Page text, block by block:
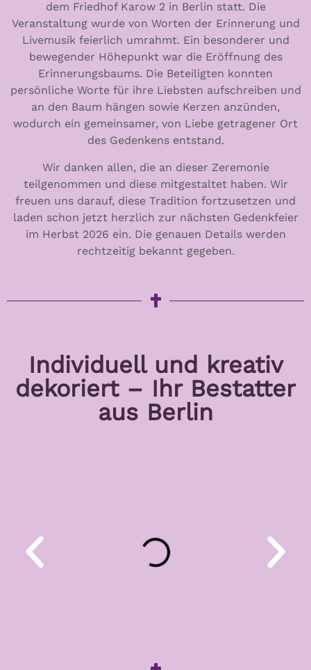
dem Friedhof Karow 2 in Berlin statt. Die
Veranstaltung wurde von Worten der Erinnerung und
Livemusik feierlich umrahmt. Ein besonderer und
bewegender Höhepunkt war die Eröffnung des
Erinnerungsbaums. Die Beteiligten konnten
persönliche Worte für ihre Liebsten aufschreiben und
an den Baum hängen sowie Kerzen anzünden,
wodurch ein gemeinsamer, von Liebe getragener Ort
des Gedenkens entstand.
Wir danken allen, die an dieser Zeremonie
teilgenommen und diese mitgestaltet haben. Wir
freuen uns darauf, diese Tradition fortzusetzen und
laden schon jetzt herzlich zur nächsten Gedenkfeier
im Herbst 2026 ein. Die genauen Details werden
rechtzeitig bekannt gegeben.
Individuell und kreativ
dekoriert – Ihr Bestatter
aus Berlin